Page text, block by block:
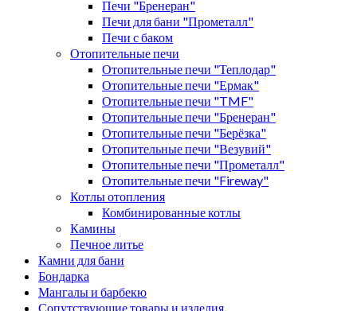
Печи "Бренеран"
Печи для бани "Прометалл"
Печи с баком
Отопительные печи
Отопительные печи "Теплодар"
Отопительные печи "Ермак"
Отопительные печи "TMF"
Отопительные печи "Бренеран"
Отопительные печи "Берёзка"
Отопительные печи "Везувий"
Отопительные печи "Прометалл"
Отопительные печи "Fireway"
Котлы отопления
Комбинированные котлы
Камины
Печное литье
Камни для бани
Бондарка
Мангалы и барбекю
Сопутствующие товары и изделия